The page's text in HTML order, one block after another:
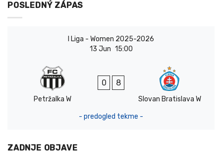
POSLEDNÝ ZÁPAS
I Liga - Women 2025-2026
13 Jun 15:00
Petržalka W
0 8
Slovan Bratislava W
- predogled tekme -
ZADNJE OBJAVE